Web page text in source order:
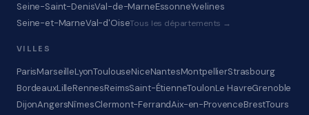
Seine-Saint-DenisVal-de-MarneEssonneYvelines
Seine-et-MarneVal-d'OiseTous les départements →
VILLES
ParisMarseilleLyonToulouseNiceNantesMontpellierStrasbourg
BordeauxLilleRennesReimsSaint-ÉtienneToulonLe HavreGrenoble
DijonAngersNîmesClermont-FerrandAix-en-ProvenceBrestTours